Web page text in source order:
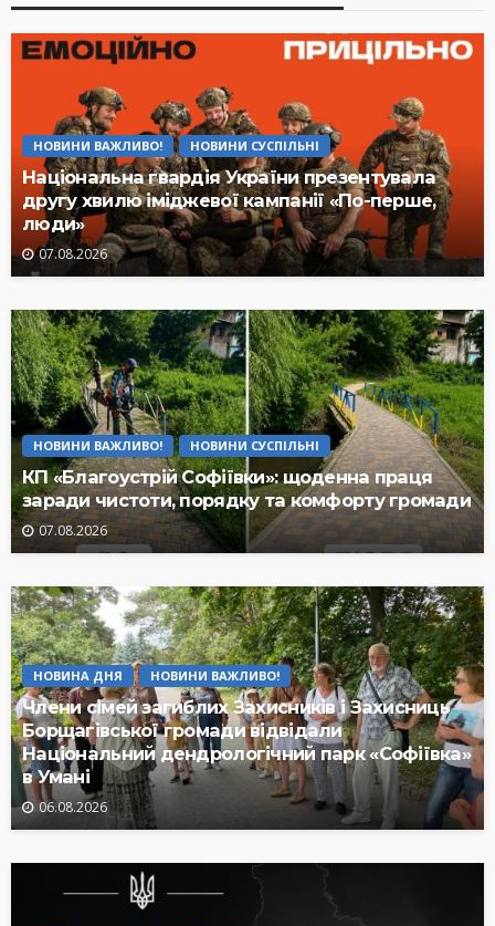
НОВИНИ ВАЖЛИВО! НОВИНИ СУСПІЛЬНІ
Національна гвардія України презентувала
другу хвилю іміджевої кампанії «По-перше,
люди»
07.08.2026
НОВИНИ ВАЖЛИВО! НОВИНИ СУСПІЛЬНІ
КП «Благоустрій Софіївки»: щоденна праця
заради чистоти, порядку та комфорту громади
07.08.2026
НОВИНА ДНЯ НОВИНИ ВАЖЛИВО!
Члени сімей загиблих Захисників і Захисниць
Борщагівської громади відвідали
Національний дендрологічний парк «Софіївка»
в Умані
06.08.2026